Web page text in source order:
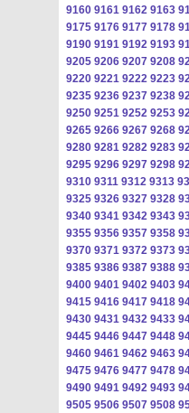
9160 9161 9162 9163
9175 9176 9177 9178
9190 9191 9192 9193
9205 9206 9207 9208
9220 9221 9222 9223
9235 9236 9237 9238
9250 9251 9252 9253
9265 9266 9267 9268
9280 9281 9282 9283
9295 9296 9297 9298
9310 9311 9312 9313
9325 9326 9327 9328
9340 9341 9342 9343
9355 9356 9357 9358
9370 9371 9372 9373
9385 9386 9387 9388
9400 9401 9402 9403
9415 9416 9417 9418
9430 9431 9432 9433
9445 9446 9447 9448
9460 9461 9462 9463
9475 9476 9477 9478
9490 9491 9492 9493
9505 9506 9507 9508